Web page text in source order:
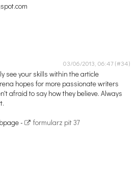
03/06/2013, 06:47
see your skills within the article
hopes for more passionate writers
afraid to say how they believe. Always
-
formularz pit 37